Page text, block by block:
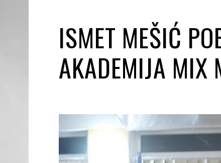
ISMET MEŠIĆ
AKADEMIJA MIX